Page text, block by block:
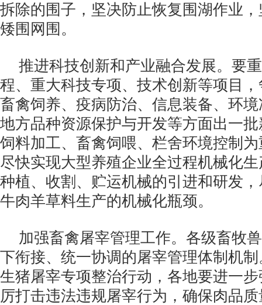
拆除的围子，坚决防止恢复围湖作业
矮围网围。
推进科技创新和产业融合发展。要
程、重大科技专项、技术创新等项目
畜禽饲养、疫病防治、信息装备、环
地方品种资源保护与开发等方面出一
饲料加工、畜禽饲喂、栏舍环境控制
尽快实现大型养殖企业全过程机械化
种植、收割、贮运机械的引进和研发
牛肉羊草料生产的机械化瓶颈。
加强畜禽屠宰管理工作。各级畜牧
下衔接、统一协调的屠宰管理体制机
生猪屠宰专项整治行动，各地要进一
厉打击违法违规屠宰行为，确保肉品